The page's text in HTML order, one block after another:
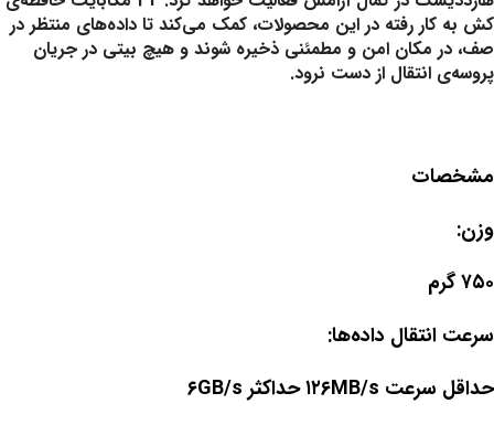
کش به کار رفته در این محصولات، کمک می‌کند تا داده‌های منتظر در
صف، در مکان امن و مطمئنی ذخیره شوند و هیچ بیتی در جریان
پروسه‌ی انتقال از دست نرود.
مشخصات
وزن:
۷۵۰ گرم
سرعت انتقال داده‌ها:
حداقل سرعت ۱۲۶MB/s حداکثر ۶GB/s